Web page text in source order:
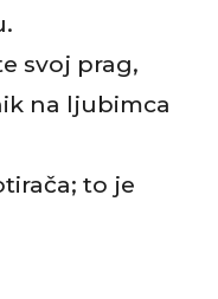
svoj prag,
na ljubimca
to je